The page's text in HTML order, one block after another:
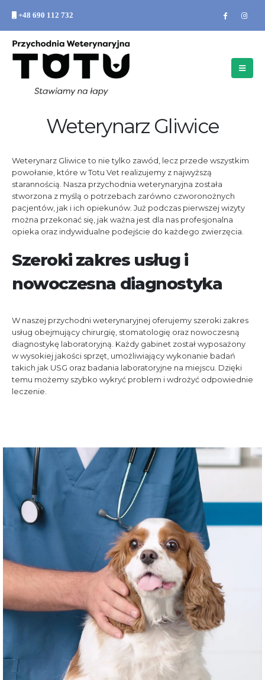
+48 690 112 732
Weterynarz Gliwice
Weterynarz Gliwice to nie tylko zawód, lecz przede wszystkim
powołanie, które w Totu Vet realizujemy z najwyższą
starannością. Nasza przychodnia weterynaryjna została
stworzona z myślą o potrzebach zarówno czworonożnych
pacjentów, jak i ich opiekunów. Już podczas pierwszej wizyty
można przekonać się, jak ważna jest dla nas profesjonalna
opieka oraz indywidualne podejście do każdego zwierzęcia.
Szeroki zakres usług i
nowoczesna diagnostyka
W naszej przychodni weterynaryjnej oferujemy szeroki zakres
usług obejmujący chirurgię, stomatologię oraz nowoczesną
diagnostykę laboratoryjną. Każdy gabinet został wyposażony
w wysokiej jakości sprzęt, umożliwiający wykonanie badań
takich jak USG oraz badania laboratoryjne na miejscu. Dzięki
temu możemy szybko wykryć problem i wdrożyć odpowiednie
leczenie.